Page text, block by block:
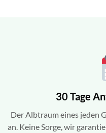
30 Tage
Der Albtraum eines jeden
an. Keine Sorge, wir